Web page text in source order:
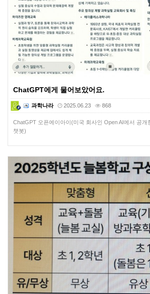
ChatGPT에게 물어보았어요.
과학나라 2025.06.23 868
ChatGPT 오픈에이아이(미국 회사인 Open AI에서 공개
챗봇)